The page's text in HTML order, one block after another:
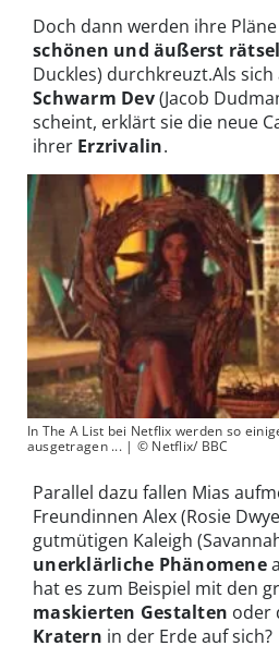
Doch dann werden ihre
schönen und äußerst
Duckles) durchkreuzt.Als
Schwarm Dev(Jacob
scheint, erklärt sie die neue
ihrer Erzrivalin.
In The A List bei Netflix werden so
ausgetragen ... | © Netflix/ BBC
Parallel dazu fallen Mias
Freundinnen Alex (Rosie
gutmütigen Kaleigh
unerklärliche Phänomene
hat es zum Beispiel mit den
maskierten Gestalten oder
Kratern in der Erde auf sich?